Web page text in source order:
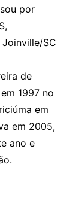
por
Joinville/SC
de
1997 no
em
em 2005,
ano e